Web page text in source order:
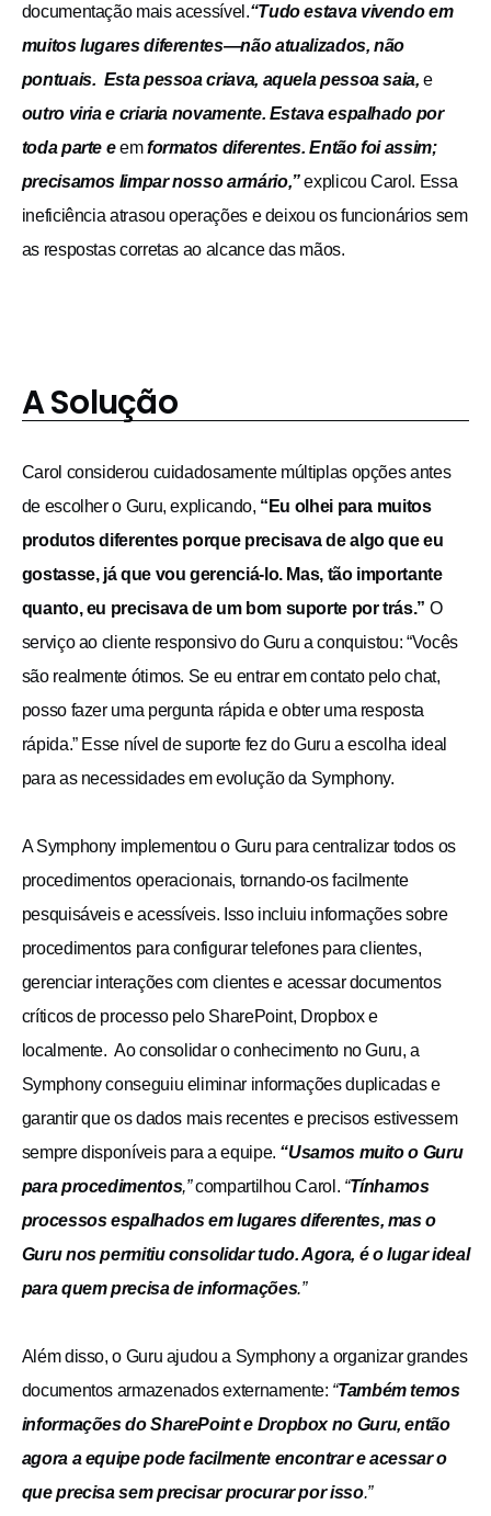
documentação mais acessível.“Tudo estava vivendo em
muitos lugares diferentes—não atualizados, não
pontuais. Esta pessoa criava, aquela pessoa saia,e
outro viria e criaria novamente. Estava espalhado por
toda parte eemformatos diferentes. Então foi assim;
precisamos limpar nosso armário,”explicou Carol. Essa
ineficiência atrasou operações e deixou os funcionários sem
as respostas corretas ao alcance das mãos.
A Solução
Carol considerou cuidadosamente múltiplas opções antes
de escolher o Guru, explicando, “Eu olhei para muitos
produtos diferentes porque precisava de algo que eu
gostasse, já que vou gerenciá-lo. Mas, tão importante
quanto, eu precisava de um bom suporte por trás.” O
serviço ao cliente responsivo do Guru a conquistou: “Vocês
são realmente ótimos. Se eu entrar em contato pelo chat,
posso fazer uma pergunta rápida e obter uma resposta
rápida.” Esse nível de suporte fez do Guru a escolha ideal
para as necessidades em evolução da Symphony.
A Symphony implementou o Guru para centralizar todos os
procedimentos operacionais, tornando-os facilmente
pesquisáveis e acessíveis. Isso incluiu informações sobre
procedimentos para configurar telefones para clientes,
gerenciar interações com clientes e acessar documentos
críticos de processo pelo SharePoint, Dropbox e
localmente. Ao consolidar o conhecimento no Guru, a
Symphony conseguiu eliminar informações duplicadas e
garantir que os dados mais recentes e precisos estivessem
sempre disponíveis para a equipe. “Usamos muito o Guru
para procedimentos,”compartilhou Carol. “Tínhamos
processos espalhados em lugares diferentes, mas o
Guru nos permitiu consolidar tudo. Agora, é o lugar ideal
para quem precisa de informações.”
Além disso, o Guru ajudou a Symphony a organizar grandes
documentos armazenados externamente: “Também temos
informações do SharePoint e Dropbox no Guru, então
agora a equipe pode facilmente encontrar e acessar o
que precisa sem precisar procurar por isso.”